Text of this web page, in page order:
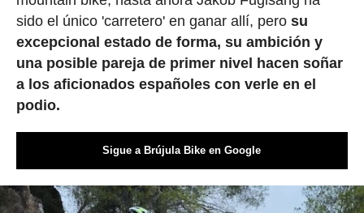
sido el único 'carretero' en ganar allí, pero su
excepcional estado de forma, su ambición y
una posible pareja de primer nivel hacen soñar
a los aficionados españoles con verle en el
podio.
Sigue a Brújula Bike en Google